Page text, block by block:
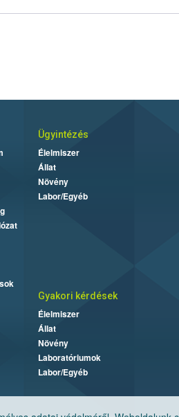
Ügyintézés
Élelmiszer
Állat
Növény
Labor/Egyéb
Gyakori kérdések
Élelmiszer
Állat
Növény
Laboratóriumok
Labor/Egyéb